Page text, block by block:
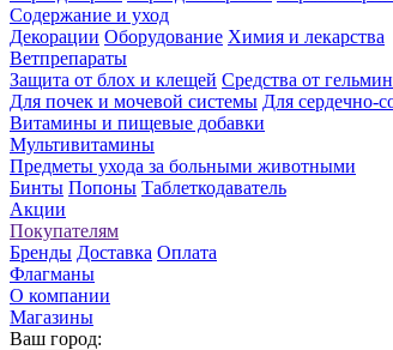
Содержание и уход
Декорации Оборудование Химия и лекарства
Ветпрепараты
Защита от блох и клещей Средства от
Для почек и мочевой системы Для сердечно-
Витамины и пищевые добавки
Мультивитамины
Предметы ухода за больными животными
Бинты Попоны Таблеткодаватель
Акции
Покупателям
Бренды Доставка Оплата
Флагманы
О компании
Магазины
Ваш город: